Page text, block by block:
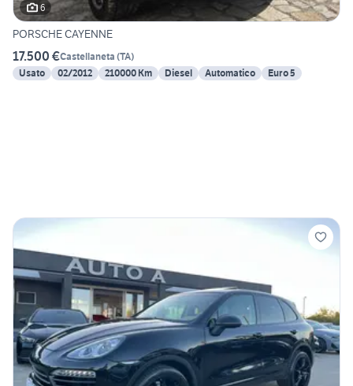
6
PORSCHE CAYENNE
17.500 €Castellaneta (TA)
Usato
02/2012 210000 Km Diesel Automatico Euro 5